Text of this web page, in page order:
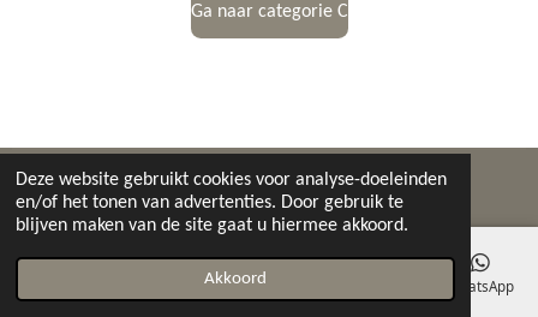
Deze website gebruikt cookies voor analyse-doeleinden
en/of het tonen van advertenties. Door gebruik te
blijven maken van de site gaat u hiermee akkoord.
Akkoord
Ga naar categorie C
© 2020 - 2026 Silbermann Clinics
Telefoonnummer WhatsApp